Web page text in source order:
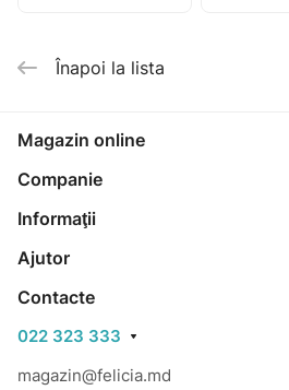
Înapoi la lista
Magazin online
Companie
Informaţii
Ajutor
Contacte
022 323 333
magazin@felicia.md